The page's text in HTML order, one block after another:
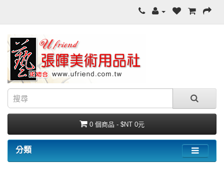
0 個商品 - $NT 0元
分類